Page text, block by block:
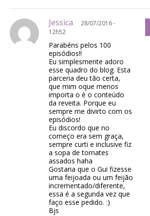
Jessica
28/07/2016 -
12h52
Parabéns pelos 100
episódios!!
Eu simplesmente adoro
esse quadro do blog. Esta
parceria deu tão certa,
que mim oque menos
importa o è o conteúdo
da reveita. Porque eu
sempre me divirto com os
episódios!
Eu discordo que no
começo era sem graça,
sempre curti e inclusive fiz
a sopa de tomates
assados haha
Gostaria que o Gui fizesse
uma feijoada ou um feijão
incrementado/diferente,
essa é a segunda vez que
faço esse pedido. :)
Bjs